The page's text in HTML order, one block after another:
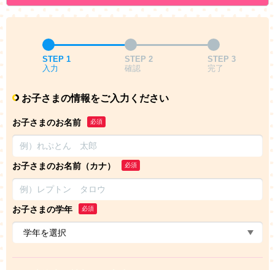
STEP 1
入力
STEP 2
確認
STEP 3
完了
お子さまの情報をご入力ください
お子さまのお名前 必須
お子さまのお名前（カナ） 必須
お子さまの学年 必須